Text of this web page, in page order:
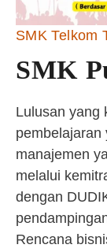
SMK Telkom
SMK
Lulusan yang
pembelajaran
manajemen
melalui
dengan
Rencana